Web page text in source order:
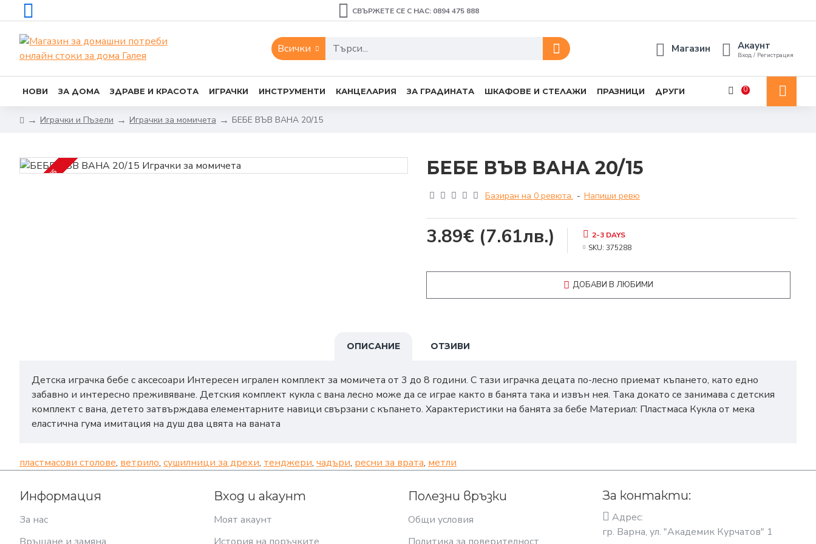
СВЪРЖЕТЕ СЕ С НАС: 0894 475 888
Всички Магазин Акаунт
Вход / Регистрация
НОВИ ЗА ДОМА ЗДРАВЕ И КРАСОТА ИГРАЧКИ ИНСТРУМЕНТИ КАНЦЕЛАРИЯ ЗА ГРАДИНАТА ШКАФОВЕ И СТЕЛАЖИ ПРАЗНИЦИ ДРУГИ 0
Играчки и Пъзели Играчки за момичета БЕБЕ ВЪВ ВАНА 20/15
2-3 DAYS БЕБЕ ВЪВ ВАНА 20/15
Базиран на 0 ревюта. - Напиши ревю
3.89€ (7.61лв.)
2-3 DAYS
SKU: 375288
ДОБАВИ В ЛЮБИМИ
ОПИСАНИЕ ОТЗИВИ
Детска играчка бебе с аксесоари Интересен игрален комплект за момичета от 3 до 8 години. С тази играчка децата по-лесно приемат къпането, като едно
забавно и интересно преживяване. Детския комплект кукла с вана лесно може да се играе както в банята така и извън нея. Така докато се занимава с детския
комплект с вана, детето затвърждава елементарните навици свързани с къпането. Характеристики на банята за бебе Материал: Пластмаса Кукла от мека
еластична гума имитация на душ два цвята на ваната
пластмасови столове, ветрило, сушилници за дрехи, тенджери, чадъри, ресни за врата, метли
Информация
За нас
Вход и акаунт
Моят акаунт
Полезни връзки
Общи условия
За контакти:
Адрес:
гр. Варна, ул. "Академик Курчатов" 1